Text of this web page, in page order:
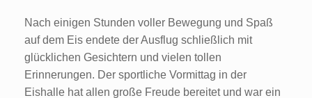
Nach einigen Stunden voller Bewegung und Spaß
auf dem Eis endete der Ausflug schließlich mit
glücklichen Gesichtern und vielen tollen
Erinnerungen. Der sportliche Vormittag in der
Eishalle hat allen große Freude bereitet und war ein